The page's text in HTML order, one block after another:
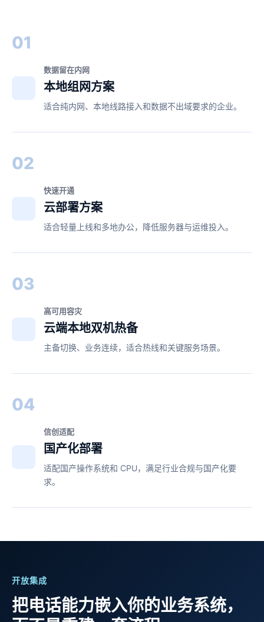
01
数据留在内网
本地组网方案
适合纯内网、本地线路接入和数据不出域要求的企业。
02
快速开通
云部署方案
适合轻量上线和多地办公，降低服务器与运维投入。
03
高可用容灾
云端本地双机热备
主备切换、业务连续，适合热线和关键服务场景。
04
信创适配
国产化部署
适配国产操作系统和 CPU，满足行业合规与国产化要
求。
开放集成
把电话能力嵌入你的业务系统，